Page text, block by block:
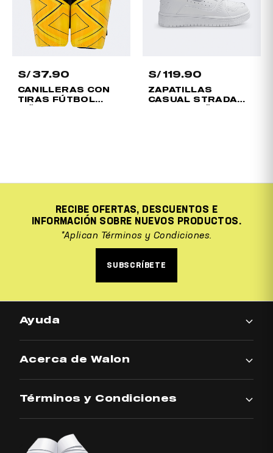
S/ 37.90
CANILLERAS CON
TIRAS FÚTBOL
S/ 119.90
ZAPATILLAS
CASUAL STRADA
RECIBE OFERTAS, DESCUENTOS E
INFORMACIÓN SOBRE NUEVOS PRODUCTOS.
*Aplican Términos y Condiciones.
SUBSCRÍBETE
Acerca de Walon
Ayuda
Términos y Condiciones